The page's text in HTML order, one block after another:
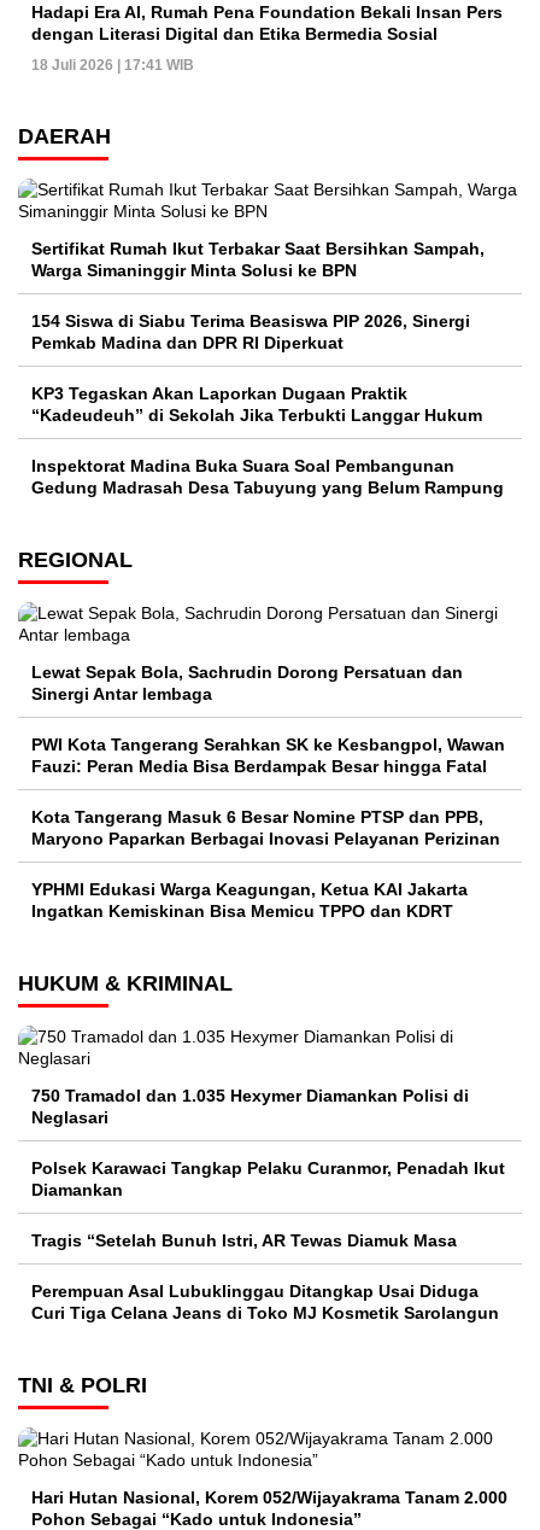
Hadapi Era AI, Rumah Pena Foundation Bekali Insan Pers
dengan Literasi Digital dan Etika Bermedia Sosial
18 Juli 2026 | 17:41 WIB
DAERAH
Sertifikat Rumah Ikut Terbakar Saat Bersihkan Sampah,
Warga Simaninggir Minta Solusi ke BPN
154 Siswa di Siabu Terima Beasiswa PIP 2026, Sinergi
Pemkab Madina dan DPR RI Diperkuat
KP3 Tegaskan Akan Laporkan Dugaan Praktik
“Kadeudeuh” di Sekolah Jika Terbukti Langgar Hukum
Inspektorat Madina Buka Suara Soal Pembangunan
Gedung Madrasah Desa Tabuyung yang Belum Rampung
REGIONAL
Lewat Sepak Bola, Sachrudin Dorong Persatuan dan
Sinergi Antar lembaga
PWI Kota Tangerang Serahkan SK ke Kesbangpol, Wawan
Fauzi: Peran Media Bisa Berdampak Besar hingga Fatal
Kota Tangerang Masuk 6 Besar Nomine PTSP dan PPB,
Maryono Paparkan Berbagai Inovasi Pelayanan Perizinan
YPHMI Edukasi Warga Keagungan, Ketua KAI Jakarta
Ingatkan Kemiskinan Bisa Memicu TPPO dan KDRT
HUKUM & KRIMINAL
750 Tramadol dan 1.035 Hexymer Diamankan Polisi di
Neglasari
Polsek Karawaci Tangkap Pelaku Curanmor, Penadah Ikut
Diamankan
Tragis “Setelah Bunuh Istri, AR Tewas Diamuk Masa
Perempuan Asal Lubuklinggau Ditangkap Usai Diduga
Curi Tiga Celana Jeans di Toko MJ Kosmetik Sarolangun
TNI & POLRI
Hari Hutan Nasional, Korem 052/Wijayakrama Tanam 2.000
Pohon Sebagai “Kado untuk Indonesia”